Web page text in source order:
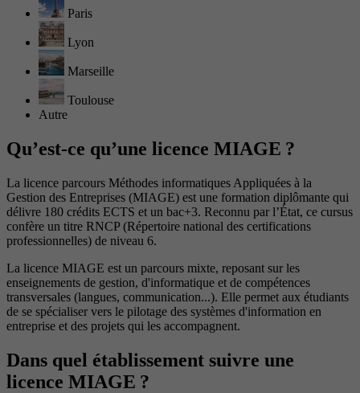
Paris
Lyon
Marseille
Toulouse
Autre
Qu’est-ce qu’une licence MIAGE ?
La licence parcours Méthodes informatiques Appliquées à la
Gestion des Entreprises (MIAGE) est une formation diplômante qui
délivre 180 crédits ECTS et un bac+3. Reconnu par l’État, ce cursus
confère un titre RNCP (Répertoire national des certifications
professionnelles) de niveau 6.
La licence MIAGE est un parcours mixte, reposant sur les
enseignements de gestion, d'informatique et de compétences
transversales (langues, communication...). Elle permet aux étudiants
de se spécialiser vers le pilotage des systèmes d'information en
entreprise et des projets qui les accompagnent.
Dans quel établissement suivre une
licence MIAGE ?